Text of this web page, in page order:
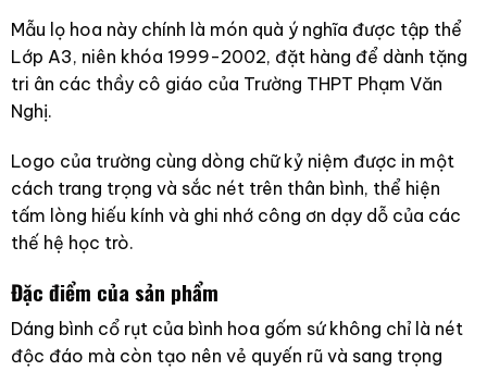
Mẫu lọ hoa này chính là món quà ý nghĩa được tập thể
Lớp A3, niên khóa 1999-2002, đặt hàng để dành tặng
tri ân các thầy cô giáo của Trường THPT Phạm Văn
Nghị.
Logo của trường cùng dòng chữ kỷ niệm được in một
cách trang trọng và sắc nét trên thân bình, thể hiện
tấm lòng hiếu kính và ghi nhớ công ơn dạy dỗ của các
thế hệ học trò.
Đặc điểm của sản phẩm
Dáng bình cổ rụt của bình hoa gốm sứ không chỉ là nét
độc đáo mà còn tạo nên vẻ quyến rũ và sang trọng